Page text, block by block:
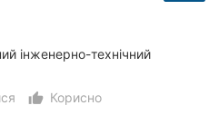
інженерно-технічний
thumb_up_alt
Корисно